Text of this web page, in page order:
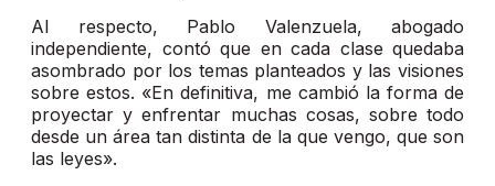
Al respecto, Pablo Valenzuela, abogado
independiente, contó que en cada clase quedaba
asombrado por los temas planteados y las visiones
sobre estos. «En definitiva, me cambió la forma de
proyectar y enfrentar muchas cosas, sobre todo
desde un área tan distinta de la que vengo, que son
las leyes».